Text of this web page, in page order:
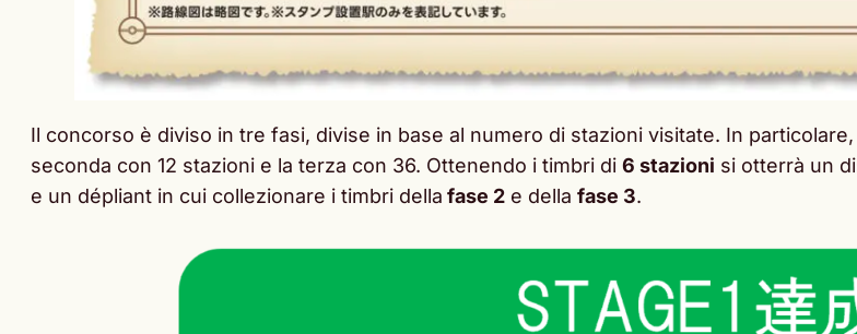
Il concorso è diviso in tre fasi, divise in base al numero di stazioni visitate. In
seconda con 12 stazioni e la terza con 36. Ottenendo i timbri di 6 stazioni si otterrà un
e un dépliant in cui collezionare i timbri della fase 2 e della fase 3.